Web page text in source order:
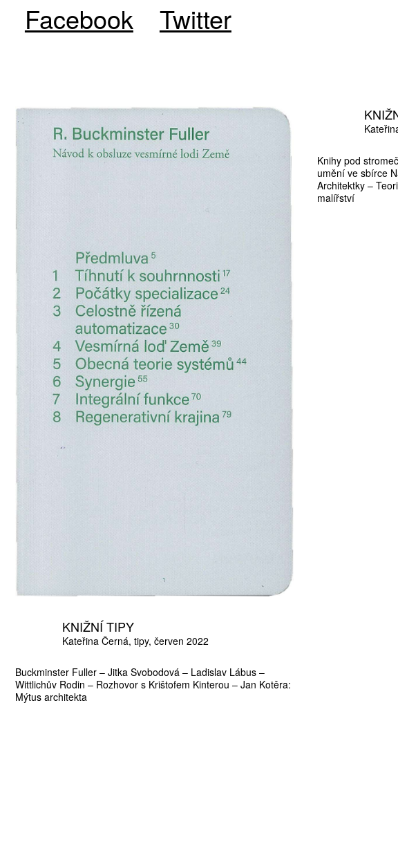
Facebook Twitter
KNIŽNÍ TIPY
Kateřina Černá tipy červen 2022
Buckminster Fuller – Jitka Svobodová – Ladislav Lábus –
Wittlichův Rodin – Rozhovor s Krištofem Kinterou – Jan Kotěra:
Mýtus architekta
Knihy pod
umění ve sbírce
Architektky –
malířství
VERZE